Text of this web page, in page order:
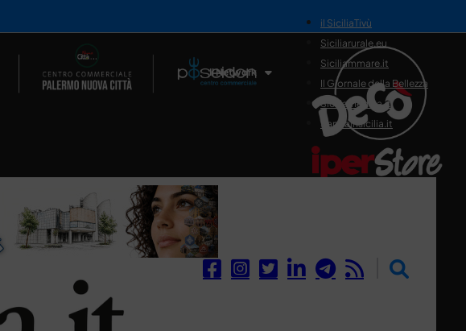
Il Network
il SiciliaTivù
Siciliarurale.eu
Siciliammare.it
Il Giornale della Bellezza
Siciliamedica.it
Sanitainsicilia.it